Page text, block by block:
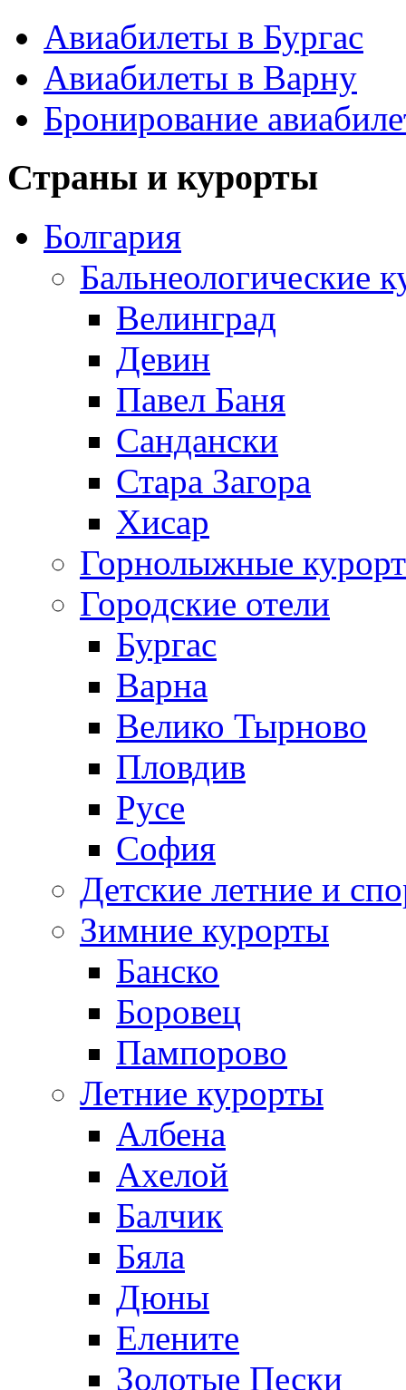
Авиабилеты в Бургас
Авиабилеты в Варну
Бронирование
Страны и курорты
Болгария
Бальнеологические
Велинград
Девин
Павел Баня
Сандански
Стара Загора
Хисар
Горнолыжные
Городские отели
Бургас
Варна
Велико Тырново
Пловдив
Русе
София
Детские летние и
Зимние курорты
Банско
Боровец
Пампорово
Летние курорты
Албена
Ахелой
Балчик
Бяла
Дюны
Елените
Золотые Пески